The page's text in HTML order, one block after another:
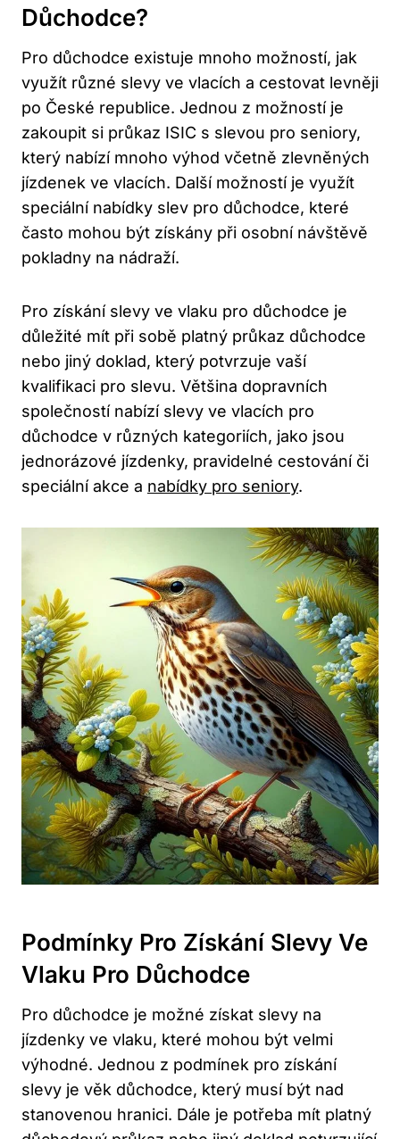
Důchodce?
Pro důchodce existuje mnoho možností, jak
využít různé slevy ve vlacích a cestovat levněji
po České republice. Jednou z možností je
zakoupit si průkaz ISIC s slevou pro seniory,
který nabízí mnoho výhod včetně zlevněných
jízdenek ve vlacích. Další možností je využít
speciální nabídky slev pro důchodce, které
často mohou být získány při osobní návštěvě
pokladny na nádraží.
Pro získání slevy ve vlaku pro důchodce je
důležité mít při sobě platný průkaz důchodce
nebo jiný doklad, který potvrzuje vaší
kvalifikaci pro slevu. Většina dopravních
společností nabízí slevy ve vlacích pro
důchodce v různých kategoriích, jako jsou
jednorázové jízdenky, pravidelné cestování či
speciální akce a nabídky pro seniory.
Podmínky Pro Získání Slevy Ve
Vlaku Pro Důchodce
Pro důchodce je možné získat slevy na
jízdenky ve vlaku, které mohou být velmi
výhodné. Jednou z podmínek pro získání
slevy je věk důchodce, který musí být nad
stanovenou hranici. Dále je potřeba mít platný